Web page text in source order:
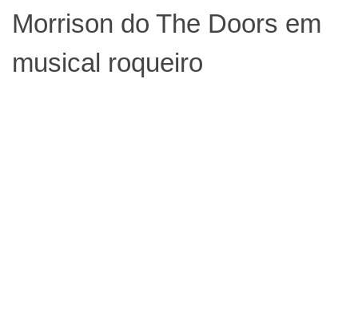
Morrison do The Doors em
musical roqueiro